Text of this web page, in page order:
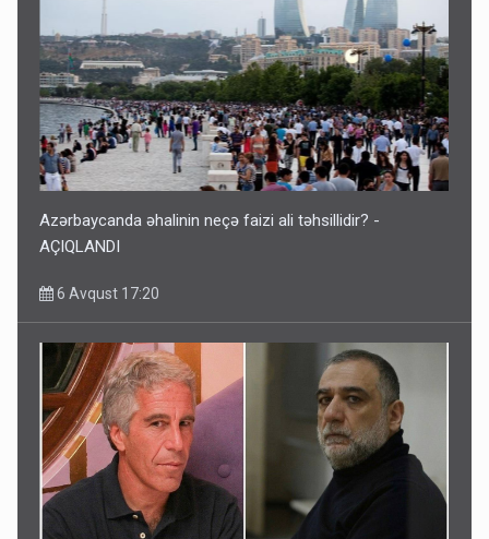
Azərbaycanda əhalinin neçə faizi ali təhsillidir? -
AÇIQLANDI
6 Avqust 17:20